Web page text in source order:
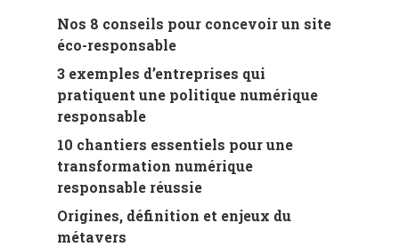
Nos 8 conseils pour concevoir un site
éco-responsable
3 exemples d’entreprises qui
pratiquent une politique numérique
responsable
10 chantiers essentiels pour une
transformation numérique
responsable réussie
Origines, définition et enjeux du
métavers